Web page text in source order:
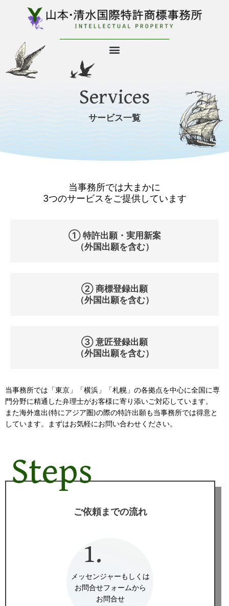
プ
Services
サービス一覧
当事務所では大まかに
3つのサービスをご提供しています
① 特許出願・実用新案
（外国出願を含む）
② 商標登録出願
（外国出願を含む）
③ 意匠登録出願
（外国出願を含む）
当事務所では「東京」「横浜」「札幌」の各拠点を中心に全国に専
門分野に精通した弁理士がお客様に寄り添いご対応しています。
また海外進出(特にアジア圏)の際の特許出願も当事務所では得意と
しています。まずはお気軽にお問い合わせください。
Steps
ご依頼までの流れ
1.
メッセンジャーもしくは
お問合せフォームから
お問合せ